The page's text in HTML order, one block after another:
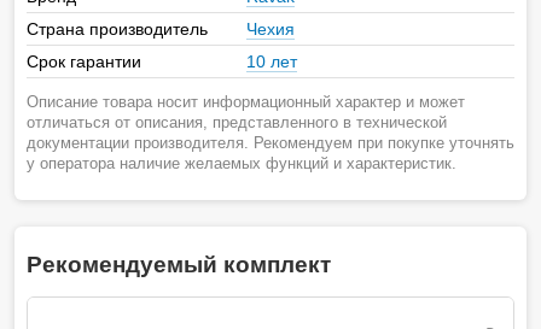
Страна производитель
Чехия
Срок гарантии
10 лет
Описание товара носит информационный характер и может
отличаться от описания, представленного в технической
документации производителя. Рекомендуем при покупке уточнять
у оператора наличие желаемых функций и характеристик.
Рекомендуемый комплект